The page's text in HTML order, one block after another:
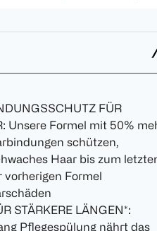
FÜR
Unsere Formel mit 50%
schützen,
Haar bis zum
vorherigen Formel
STÄRKERE LÄNGEN*:
Pflegespülung nährt das